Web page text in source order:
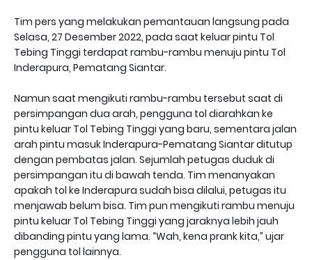
Tim pers yang melakukan pemantauan langsung pada
Selasa, 27 Desember 2022, pada saat keluar pintu Tol
Tebing Tinggi terdapat rambu-rambu menuju pintu Tol
Inderapura, Pematang Siantar.
Namun saat mengikuti rambu-rambu tersebut saat di
persimpangan dua arah, pengguna tol diarahkan ke
pintu keluar Tol Tebing Tinggi yang baru, sementara jalan
arah pintu masuk Inderapura-Pematang Siantar ditutup
dengan pembatas jalan. Sejumlah petugas duduk di
persimpangan itu di bawah tenda. Tim menanyakan
apakah tol ke Inderapura sudah bisa dilalui, petugas itu
menjawab belum bisa. Tim pun mengikuti rambu menuju
pintu keluar Tol Tebing Tinggi yang jaraknya lebih jauh
dibanding pintu yang lama. “Wah, kena prank kita,” ujar
pengguna tol lainnya.